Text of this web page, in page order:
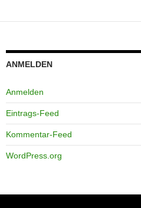
ANMELDEN
Anmelden
Eintrags-Feed
Kommentar-Feed
WordPress.org